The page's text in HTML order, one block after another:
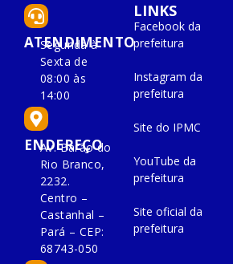
ATENDIMENTO
Segunda à
Sexta de
08:00 às
14:00
ENDEREÇO
Av. Barão do
Rio Branco,
2232.
Centro –
Castanhal –
Pará – CEP:
68743-050
LINKS
Facebook da
prefeitura
Instagram da
prefeitura
Site do IPMC
YouTube da
prefeitura
Site oficial da
prefeitura